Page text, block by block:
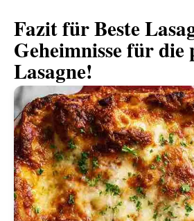
Fazit für Beste
Geheimnisse für die
Lasagne!